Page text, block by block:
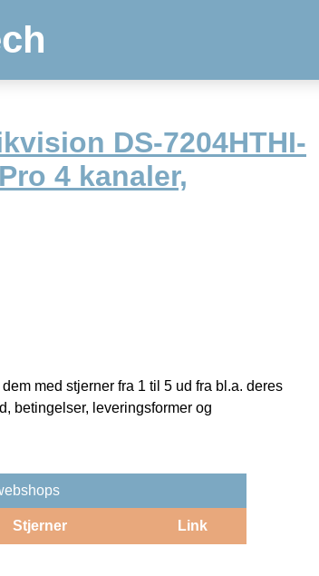
DS-7204HTHI-
4 kanaler,
med stjerner fra 1 til 5 ud fra bl.a. deres
betingelser, leveringsformer og
Stjerner Link